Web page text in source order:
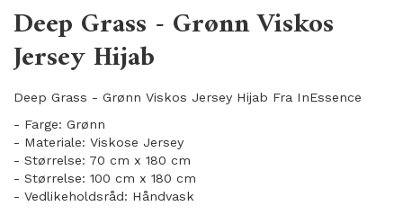
Deep Grass - Grønn Viskos
Jersey Hijab
Deep Grass - Grønn Viskos Jersey Hijab Fra InEssence
- Farge: Grønn
- Materiale: Viskose Jersey
- Størrelse: 70 cm x 180 cm
- Størrelse: 100 cm x 180 cm
- Vedlikeholdsråd: Håndvask